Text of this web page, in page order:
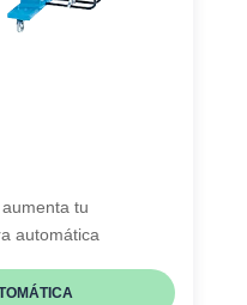
tu
automática